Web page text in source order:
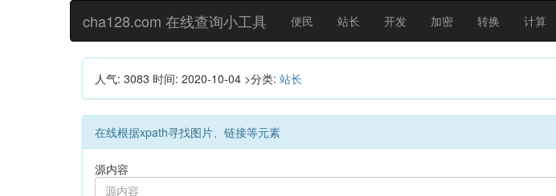
cha128.com 在线查询小工具 便民 站长 开发 加密 转换 计算
人气: 3083 时间: 2020-10-04 >分类: 站长
在线根据xpath寻找图片、链接等元素
源内容